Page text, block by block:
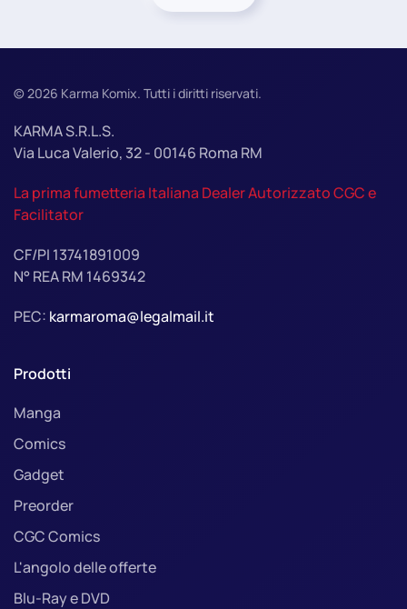
©2026 Karma Komix. Tutti i diritti riservati.
KARMA S.R.L.S.
Via Luca Valerio, 32 - 00146 Roma RM
La prima fumetteria Italiana Dealer Autorizzato CGC e
Facilitator
CF/PI 13741891009
N° REA RM 1469342
PEC: karmaroma@legalmail.it
Prodotti
Manga
Comics
Gadget
Preorder
CGC Comics
L'angolo delle offerte
Blu-Ray e DVD